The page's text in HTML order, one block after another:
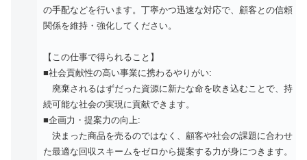
の手配などを行います。丁寧かつ迅速な対応で、顧客との信頼
関係を維持・強化してください。
【この仕事で得られること】
■社会貢献性の高い事業に携わるやりがい:
廃棄されるはずだった資源に新たな命を吹き込むことで、持
続可能な社会の実現に貢献できます。
■企画力・提案力の向上:
決まった商品を売るのではなく、顧客や社会の課題に合わせ
た最適な回収スキームをゼロから提案する力が身につきます。